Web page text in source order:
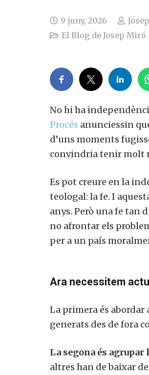
9 juny, 2026
El Blog de Josep Miró
No hi ha
Procés anunciessin
d’uns moments
convindria tenir molt
Es pot creure en la
teologal: la fe. I
anys. Però una fe tan
no afrontar els
per a un país
Ara necessitem
La primera és
generats des de fora
La segona és agrupar
altres han de baixar